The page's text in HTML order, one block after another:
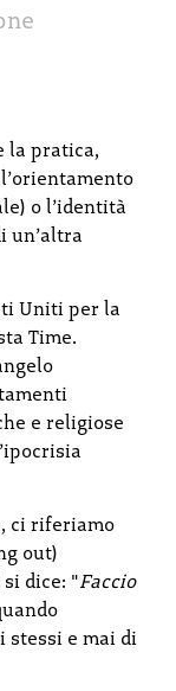
la pratica,
o l’identità
un’altra
Uniti per la
Time.
e religiose
ci riferiamo
out)
dice: "Faccio
stessi e mai di